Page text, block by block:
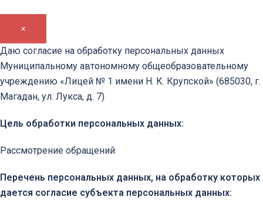
×
Даю согласие на обработку персональных данных
Муниципальному автономному общеобразовательному
учреждению «Лицей № 1 имени Н. К. Крупской» (685030, г.
Магадан, ул. Лукса, д. 7)
Цель обработки персональных данных:
Рассмотрение обращений
Перечень персональных данных, на обработку которых
дается согласие субъекта персональных данных: